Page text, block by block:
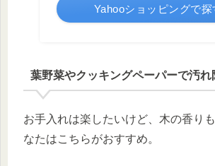
Yahooショッピングで探
葉野菜やクッキングペーパーで汚れ
お手入れは楽したいけど、木の香り
なたはこちらがおすすめ。